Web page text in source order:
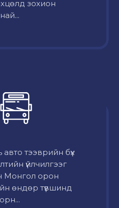
зохион
тээврийн бүх
үйлчилгээг
Монгол орон
өндөр түвшинд